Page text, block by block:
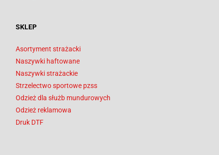
SKLEP
Asortyment strażacki
Naszywki haftowane
Naszywki strażackie
Strzelectwo sportowe pzss
Odzież dla służb mundurowych
Odzież reklamowa
Druk DTF